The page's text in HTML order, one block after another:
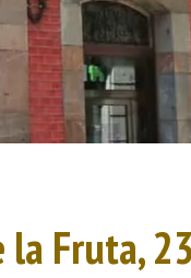
la Fruta, 23